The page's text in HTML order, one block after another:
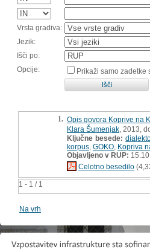
Vrsta gradiva:
Jezik:
Išči po:
Opcije:
Prikaži samo zadetke
1 - 1 / 1
1. Opis govora Koprive na
Klara Šumenjak , 2013,
Ključne besede:
korpus GOKO Kopriva
Objavljeno v RUP:
Celotno besedilo
Na vrh